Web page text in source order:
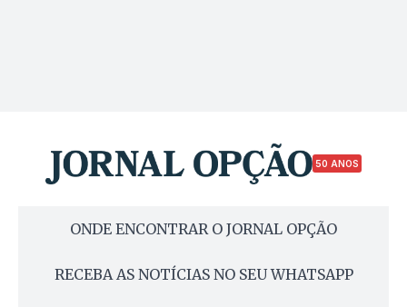
50 ANOS
ONDE ENCONTRAR O JORNAL OPÇÃO
RECEBA AS NOTÍCIAS NO SEU WHATSAPP